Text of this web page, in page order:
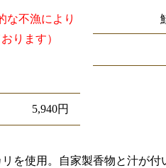
な不漁により
ります）
5,940円
を使用。自家製香物と汁が付